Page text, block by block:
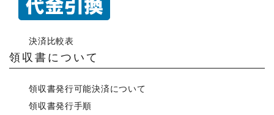
決済比較表
領収書について
領収書発行可能決済について
領収書発行手順